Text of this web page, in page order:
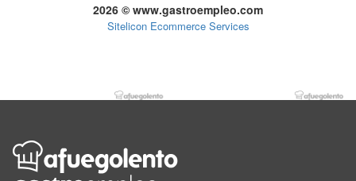
2026 © www.gastroempleo.com
Sitelicon Ecommerce Services